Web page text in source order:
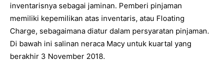
inventarisnya sebagai jaminan. Pemberi pinjaman
memiliki kepemilikan atas inventaris, atau Floating
Charge, sebagaimana diatur dalam persyaratan pinjaman.
Di bawah ini salinan neraca Macy untuk kuartal yang
berakhir 3 November 2018.